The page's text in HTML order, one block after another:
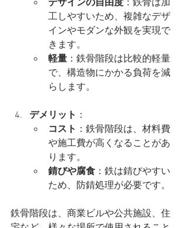
デザインの自由度 ：鉄骨は加
工しやすいため、複雑なデザ
インやモダンな外観を実現で
きます。
軽量 ：鉄骨階段は比較的軽量
で、構造物にかかる負荷を減
らします。
デメリット ：
コスト ：鉄骨階段は、材料費
や施工費が高くなることがあ
ります。
錆びや腐食 ：鉄は錆びやすい
ため、防錆処理が必要です。
鉄骨階段は、商業ビルや公共施設、住